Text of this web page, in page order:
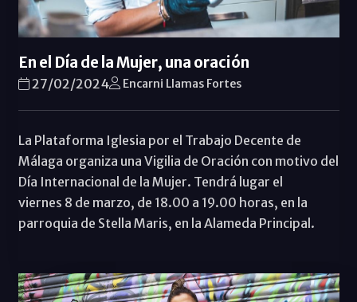
En el Día de la Mujer, una oración
27/02/2024 Encarni Llamas Fortes
La Plataforma Iglesia por el Trabajo Decente de
Málaga organiza una Vigilia de Oración con motivo del
Día Internacional de la Mujer. Tendrá lugar el
viernes 8 de marzo, de 18.00 a 19.00 horas, en la
parroquia de Stella Maris, en la Alameda Principal.